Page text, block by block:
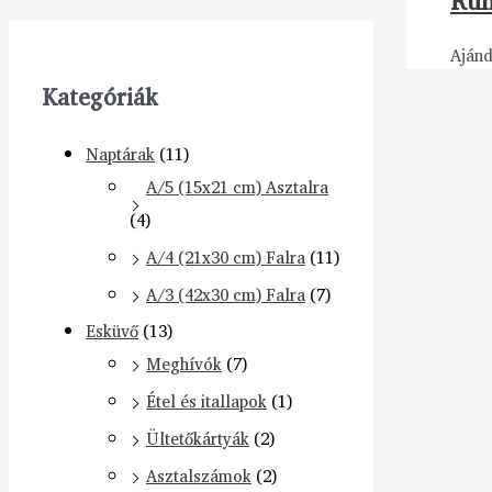
Kategóriák
Naptárak (11)
A/5 (15x21 cm) Asztalra
(4)
A/4 (21x30 cm) Falra (11)
A/3 (42x30 cm) Falra (7)
Esküvő (13)
Meghívók (7)
Étel és itallapok (1)
Ültetőkártyák (2)
Asztalszámok (2)